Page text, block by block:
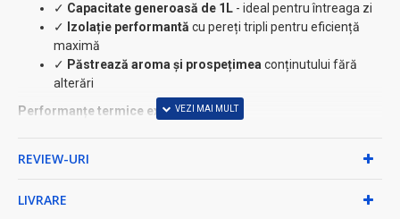
✓ Capacitate generoasă de 1L - ideal pentru întreaga zi
✓
Izolație performantă cu pereți tripli pentru eficiență
maximă
✓ Păstrează aroma și prospețimeaconținutului fără
alterări
Performanțe termice excepționale ⚡
• Păstrează băuturile
superioară
REVIEW-URI
LIVRARE